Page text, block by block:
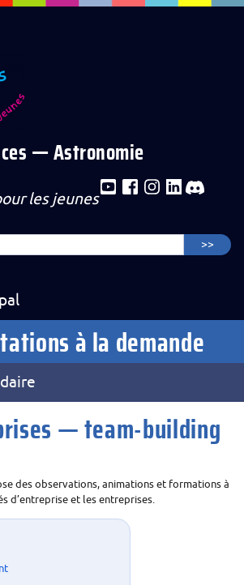
— Astronomie
les jeunes
à la demande
— team-building
des observations, animations et formations à
d’entreprise et les entreprises.